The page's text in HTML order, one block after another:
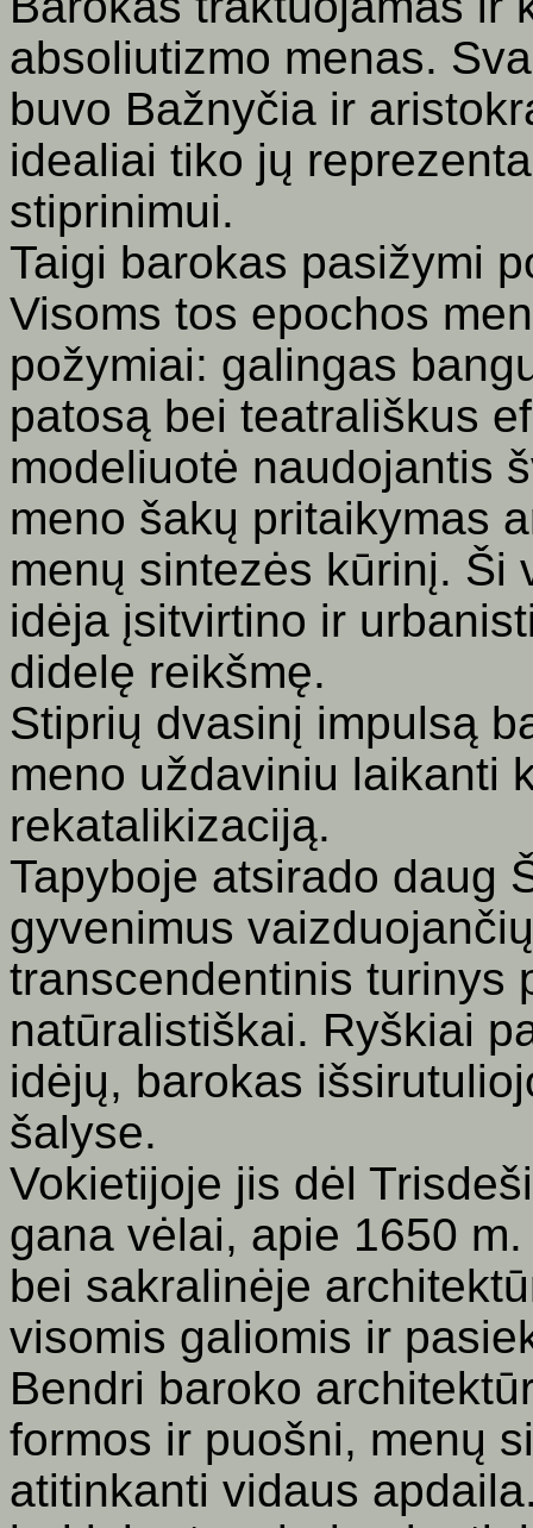
absoliutizmo menas.
buvo Bažnyčia ir
idealiai tiko jų
stiprinimui.
Taigi barokas pasižymi
Visoms tos epochos
požymiai: galingas
patosą bei teatrališkus
modeliuotė naudojantis
meno šakų pritaikymas
menų sintezės kūrinį. Ši
idėja įsitvirtino ir
didelę reikšmę.
Stiprių dvasinį impulsą
meno uždaviniu laikanti
rekatalikizaciją.
Tapyboje atsirado daug
gyvenimus
transcendentinis turinys
natūralistiškai. Ryškiai
idėjų, barokas
šalyse.
Vokietijoje jis dėl
gana vėlai, apie 1650
bei sakralinėje
visomis galiomis ir
Bendri baroko
formos ir puošni, menų
atitinkanti vidaus